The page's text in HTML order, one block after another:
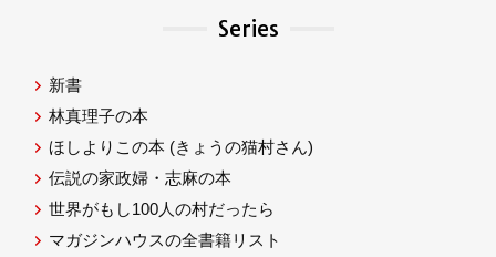
Series
新書
林真理子の本
ほしよりこの本 (きょうの猫村さん)
伝説の家政婦・志麻の本
世界がもし100人の村だったら
マガジンハウスの全書籍リスト